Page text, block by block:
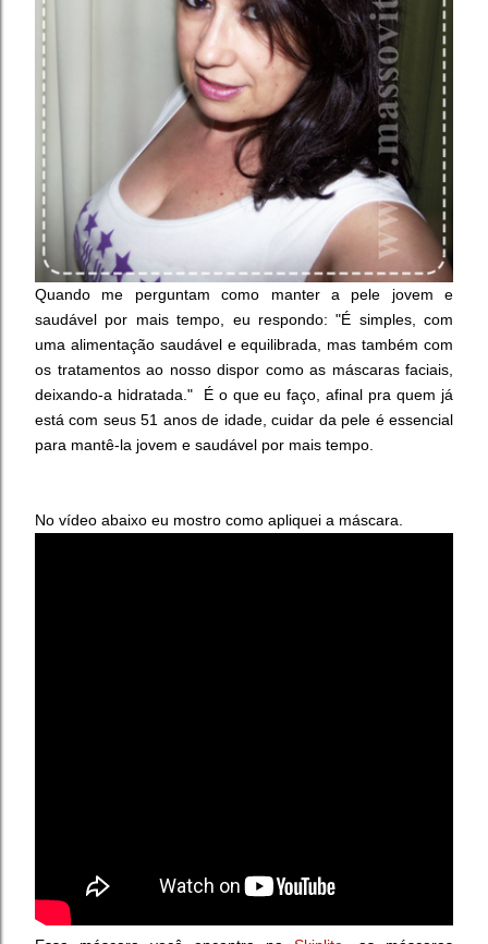
Quando me perguntam como manter a pele jovem e
saudável por mais tempo, eu respondo: "É simples, com
uma alimentação saudável e equilibrada, mas também com
os tratamentos ao nosso dispor como as máscaras faciais,
deixando-a hidratada." É o que eu faço, afinal pra quem já
está com seus 51 anos de idade, cuidar da pele é essencial
para mantê-la jovem e saudável por mais tempo.
No vídeo abaixo eu mostro como apliquei a máscara.